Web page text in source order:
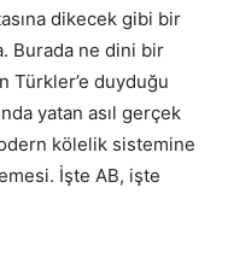
dikecek gibi bir
Burada ne dini bir
Türkler’e duyduğu
yatan asıl gerçek
kölelik sistemine
İşte AB, işte